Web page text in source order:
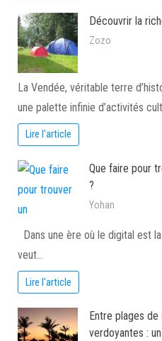
Découvrir la
Zozo
La Vendée, véritable terre
une palette infinie d’activités
Lire l'article
Que faire pour
?
Yohan
Dans une ère où le digital est
veut…
Lire l'article
Entre plages
verdoyantes :